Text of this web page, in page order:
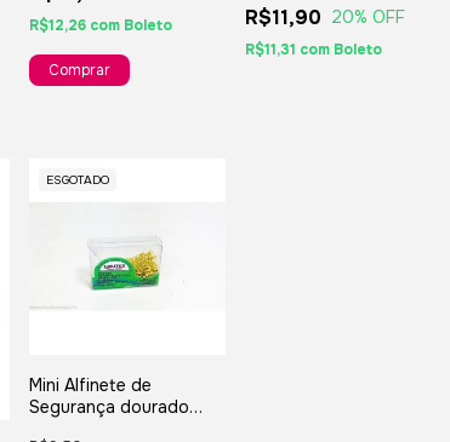
R$12,26 com Boleto R$11,90 20% OFF
R$11,31 com Boleto
ESGOTADO
Mini Alfinete de
Segurança dourado